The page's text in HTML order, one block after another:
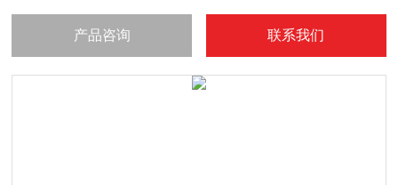
产品咨询 联系我们